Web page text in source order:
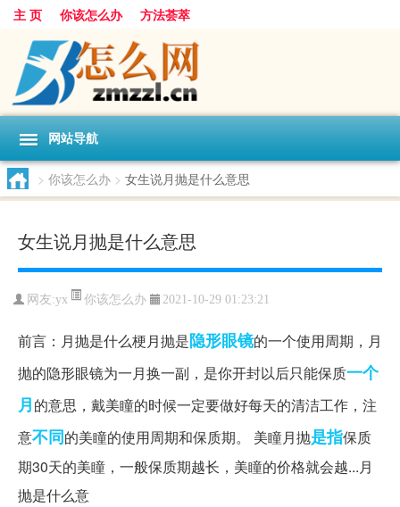
主 页 你该怎么办 方法荟萃
网站导航
> 你该怎么办 > 女生说月抛是什么意思
女生说月抛是什么意思
网友:yx 你该怎么办 2021-10-29 01:23:21
前言：月抛是什么梗月抛是隐形眼镜的一个使用周期，月
抛的隐形眼镜为一月换一副，是你开封以后只能保质一个
月的意思，戴美瞳的时候一定要做好每天的清洁工作，注
意不同的美瞳的使用周期和保质期。 美瞳月抛是指保质
期30天的美瞳，一般保质期越长，美瞳的价格就会越...月
抛是什么意